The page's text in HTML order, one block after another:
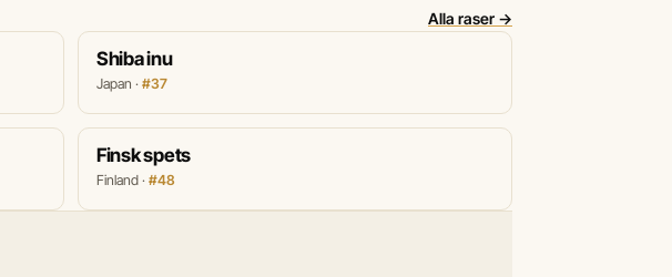
Alla raser →
Shiba inu
Japan · #37
Finsk spets
Finland · #48